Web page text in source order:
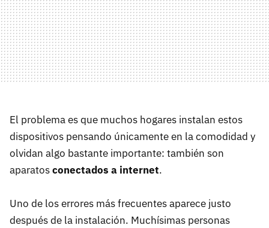
El problema es que muchos hogares instalan estos
dispositivos pensando únicamente en la comodidad y
olvidan algo bastante importante: también son
aparatosconectados a internet.
Uno de los errores más frecuentes aparece justo
después de la instalación. Muchísimas personas